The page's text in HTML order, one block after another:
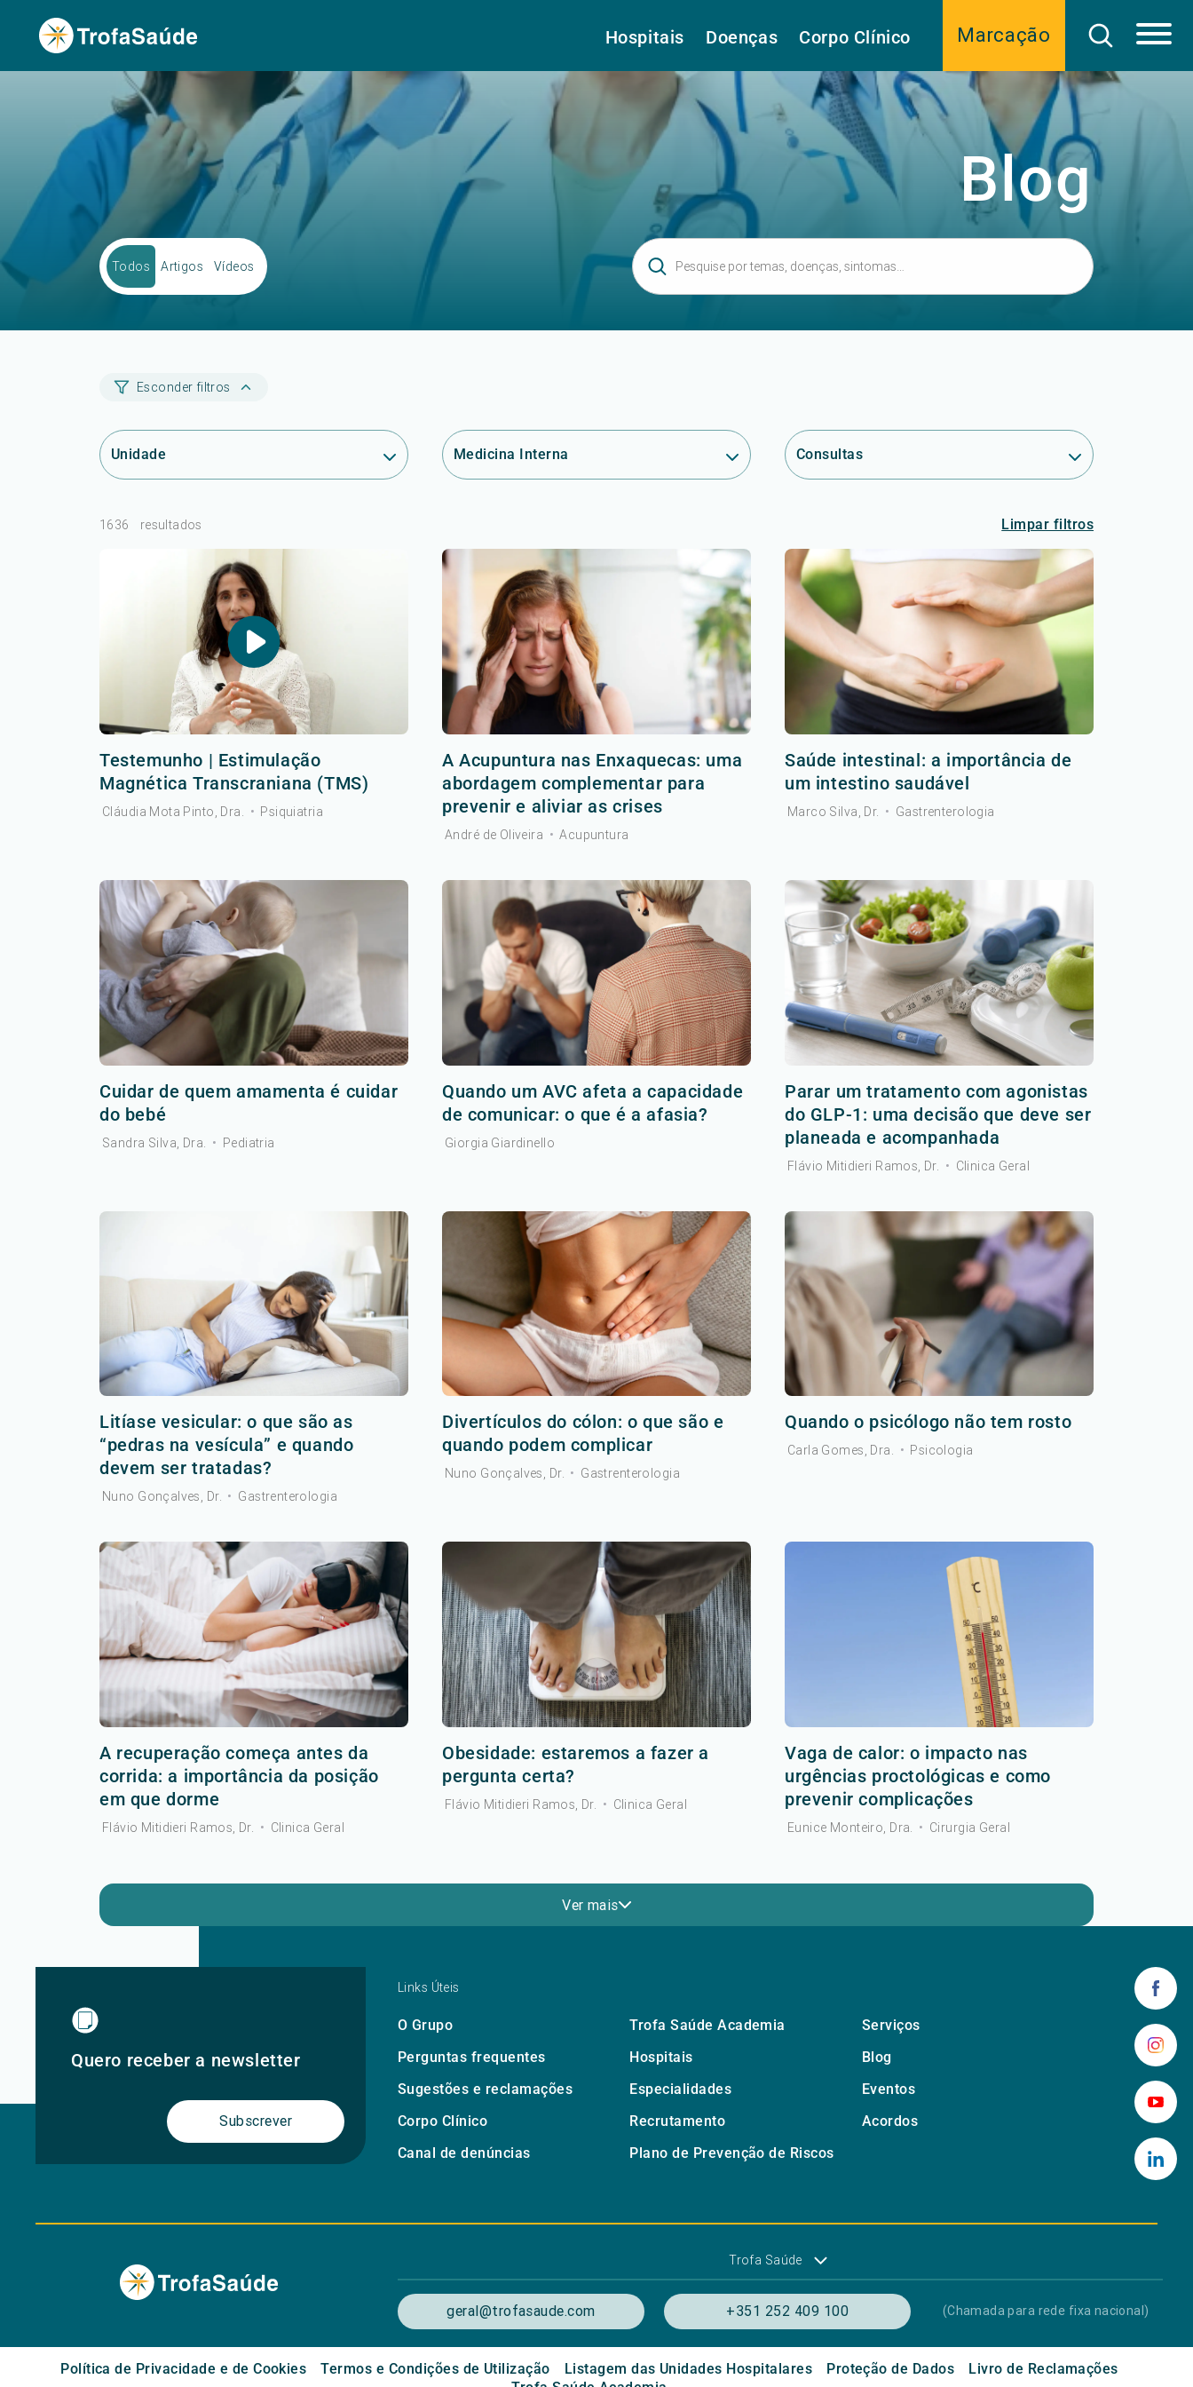
Marcação
Hospitais Doenças Corpo Clínico
Blog
Todos Artigos Vídeos
Esconder filtros
Unidade Medicina Interna Consultas
1636 resultados Limpar filtros
Testemunho | Estimulação
Magnética Transcraniana (TMS)
Cláudia Mota Pinto, Dra. • Psiquiatria
A Acupuntura nas Enxaquecas: uma
abordagem complementar para
prevenir e aliviar as crises
André de Oliveira • Acupuntura
Saúde intestinal: a importância de
um intestino saudável
Marco Silva, Dr. • Gastrenterologia
Cuidar de quem amamenta é cuidar
do bebé
Sandra Silva, Dra. • Pediatria
Quando um AVC afeta a capacidade
de comunicar: o que é a afasia?
Giorgia Giardinello
Parar um tratamento com agonistas
do GLP-1: uma decisão que deve ser
planeada e acompanhada
Flávio Mitidieri Ramos, Dr. • Clinica Geral
Litíase vesicular: o que são as
“pedras na vesícula” e quando
devem ser tratadas?
Nuno Gonçalves, Dr. • Gastrenterologia
Divertículos do cólon: o que são e
quando podem complicar
Nuno Gonçalves, Dr. • Gastrenterologia
Quando o psicólogo não tem rosto
Carla Gomes, Dra. • Psicologia
A recuperação começa antes da
corrida: a importância da posição
em que dorme
Flávio Mitidieri Ramos, Dr. • Clinica Geral
Obesidade: estaremos a fazer a
pergunta certa?
Flávio Mitidieri Ramos, Dr. • Clinica Geral
Vaga de calor: o impacto nas
urgências proctológicas e como
prevenir complicações
Eunice Monteiro, Dra. • Cirurgia Geral
Ver mais
Quero receber a newsletter
Subscrever
Links Úteis
O Grupo Trofa Saúde Academia
Serviços
Perguntas frequentes
Hospitais
Blog
Sugestões e reclamações
Especialidades
Eventos
Corpo Clínico
Recrutamento
Acordos
Canal de denúncias
Plano de Prevenção de Riscos
Trofa Saúde
geral@trofasaude.com +351 252 409 100 (Chamada para rede fixa nacional)
Política de Privacidade e de Cookies Termos e Condições de Utilização Listagem das Unidades Hospitalares Proteção de Dados
Livro de Reclamações